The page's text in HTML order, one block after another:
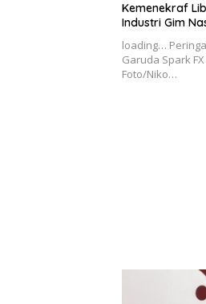
Kemenekraf
Industri Gim
loading…
Garuda Spark
Foto/Niko…